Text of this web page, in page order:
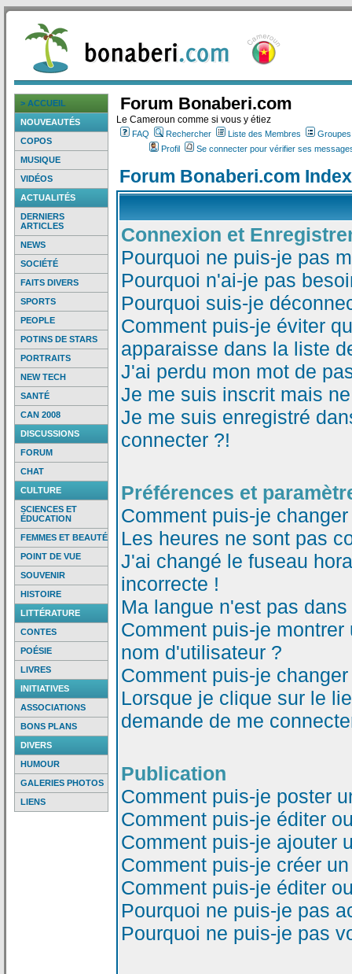
> ACCUEIL
NOUVEAUTÉS
COPOS
MUSIQUE
VIDÉOS
ACTUALITÉS
DERNIERS
ARTICLES
NEWS
SOCIÉTÉ
FAITS DIVERS
SPORTS
PEOPLE
POTINS DE STARS
PORTRAITS
NEW TECH
SANTÉ
CAN 2008
DISCUSSIONS
FORUM
CHAT
CULTURE
SCIENCES ET
ÉDUCATION
FEMMES ET BEAUTÉ
POINT DE VUE
SOUVENIR
HISTOIRE
LITTÉRATURE
CONTES
POÉSIE
LIVRES
INITIATIVES
ASSOCIATIONS
BONS PLANS
DIVERS
HUMOUR
GALERIES PHOTOS
LIENS
Forum Bonaberi.com
Le Cameroun comme si vous y étiez
FAQ Rechercher Liste des Membres
Profil
Se connecter pour vérifier ses
Forum Bonaberi.com
Connexion et
Pourquoi ne puis-je pas
Pourquoi n'ai-je pas
Pourquoi suis-je
Comment puis-je éviter
apparaisse dans la liste
J'ai perdu mon mot de
Je me suis inscrit mais
Je me suis enregistré
connecter ?!
Préférences et
Comment puis-je
Les heures ne sont pas
J'ai changé le fuseau
incorrecte !
Ma langue n'est pas
Comment puis-je
nom d'utilisateur ?
Comment puis-je
Lorsque je clique sur le
demande de me
Publication
Comment puis-je poster
Comment puis-je éditer
Comment puis-je ajouter
Comment puis-je créer
Comment puis-je éditer
Pourquoi ne puis-je pas
Pourquoi ne puis-je pas